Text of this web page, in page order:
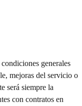
generales
mejoras del servicio o
será siempre la
con contratos en